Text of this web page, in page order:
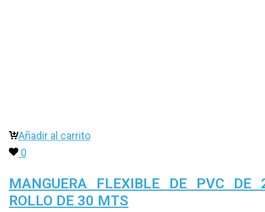
Añadir al carrito
0
MANGUERA FLEXIBLE DE PVC DE
ROLLO DE 30 MTS